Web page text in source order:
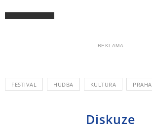
REKLAMA
FESTIVAL HUDBA KULTURA PRAHA
Diskuze